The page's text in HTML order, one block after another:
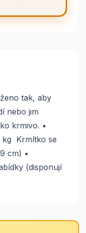
tak, aby
nebo jim
krmivo. •
kg Krmítko se
cm) •
(disponují